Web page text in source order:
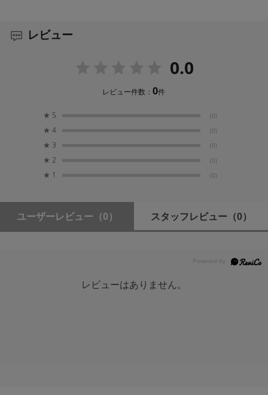
レビュー
0.0
レビュー件数：0件
★ 5 (0)
★ 4 (0)
★ 3 (0)
★ 2 (0)
★ 1 (0)
ユーザーレビュー （0） スタッフレビュー （0）
レビューはありません。